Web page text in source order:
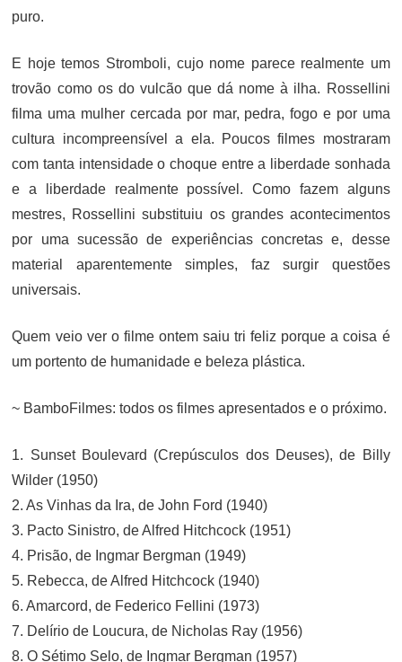
puro.
E hoje temos Stromboli, cujo nome parece realmente um
trovão como os do vulcão que dá nome à ilha. Rossellini
filma uma mulher cercada por mar, pedra, fogo e por uma
cultura incompreensível a ela. Poucos filmes mostraram
com tanta intensidade o choque entre a liberdade sonhada
e a liberdade realmente possível. Como fazem alguns
mestres, Rossellini substituiu os grandes acontecimentos
por uma sucessão de experiências concretas e, desse
material aparentemente simples, faz surgir questões
universais.
Quem veio ver o filme ontem saiu tri feliz porque a coisa é
um portento de humanidade e beleza plástica.
~ BamboFilmes: todos os filmes apresentados e o próximo.
1. Sunset Boulevard (Crepúsculos dos Deuses), de Billy
Wilder (1950)
2. As Vinhas da Ira, de John Ford (1940)
3. Pacto Sinistro, de Alfred Hitchcock (1951)
4. Prisão, de Ingmar Bergman (1949)
5. Rebecca, de Alfred Hitchcock (1940)
6. Amarcord, de Federico Fellini (1973)
7. Delírio de Loucura, de Nicholas Ray (1956)
8. O Sétimo Selo, de Ingmar Bergman (1957)